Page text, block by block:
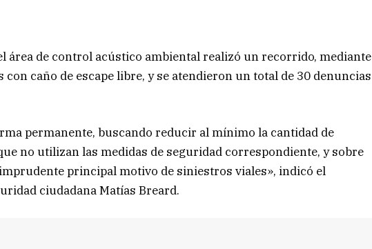
área de control acústico ambiental realizó un recorrido, mediante
caño de escape libre, y se atendieron un total de 30 denuncias
permanente, buscando reducir al mínimo la cantidad de
no utilizan las medidas de seguridad correspondiente, y sobre
principal motivo de siniestros viales», indicó el
ciudadana Matías Breard.